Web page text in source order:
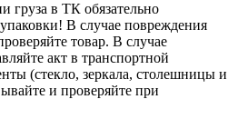
груза в ТК обязательно
В случае повреждения
товар. В случае
акт в транспортной
(стекло, зеркала, столешницы и
и проверяйте при